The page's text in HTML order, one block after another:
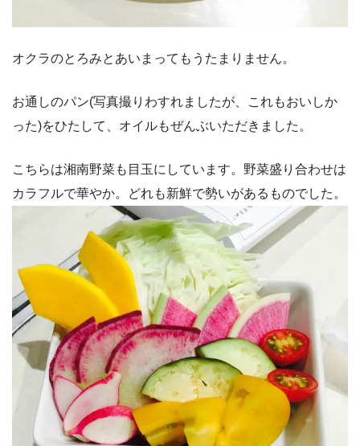
オクラのとろみとあいまってもうたまりません。
お通しのパン(写真撮りわすれましたが、これもおいしか
った)をひたして、オイルもぜんぶいただきました。
こちらは湘南野菜も目玉にしています。野菜盛り合わせは
カラフルで華やか。どれも新鮮で勢いがあるものでした。